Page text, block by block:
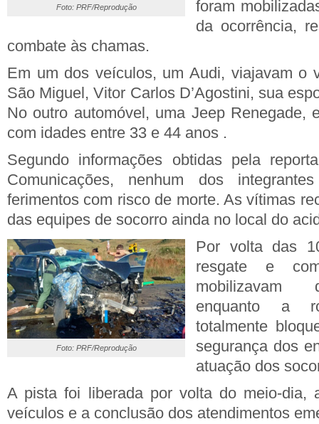
Foto: PRF/Reprodução
foram
da ocorrência,
combate às chamas.
Em um dos veículos, um Audi, viajavam o
São Miguel, Vitor Carlos D’Agostini, sua
No outro automóvel, uma Jeep Renegade,
com idades entre 33 e 44 anos .
Segundo informações obtidas pela
Comunicações, nenhum dos
ferimentos com risco de morte. As vítimas
das equipes de socorro ainda no local do
Foto: PRF/Reprodução
Por volta das
resgate e
mobilizavam
enquanto a
totalmente
segurança dos
atuação dos
A pista foi liberada por volta do meio-dia,
veículos e a conclusão dos atendimentos